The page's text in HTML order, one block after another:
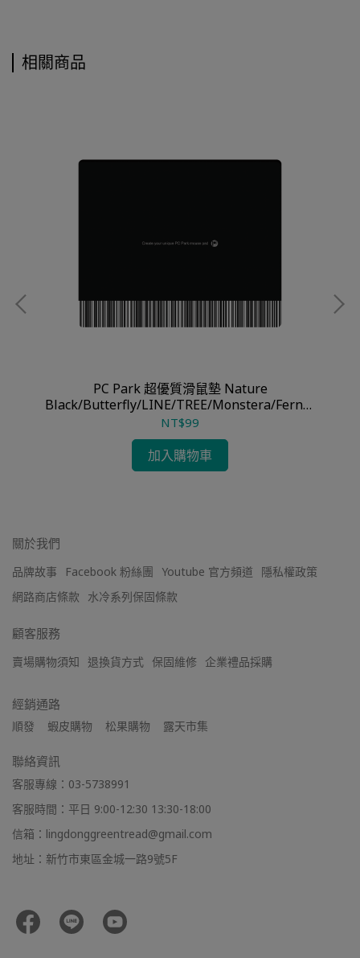
相關商品
PC Park 超優質滑鼠墊 Nature
Black/Butterfly/LINE/TREE/Monstera/Fern/S
taghorn
NT$99
加入購物車
關於我們
品牌故事 Facebook 粉絲團 Youtube 官方頻道
隱私權政策
網路商店條款
水冷系列保固條款
顧客服務
賣場購物須知 退換貨方式 保固維修 企業禮品採購
經銷通路
順發    蝦皮購物    松果購物    露天市集
聯絡資訊
客服專線：03-5738991
客服時間：平日 9:00-12:30 13:30-18:00
信箱：lingdonggreentread@gmail.com
地址：新竹市東區金城一路9號5F